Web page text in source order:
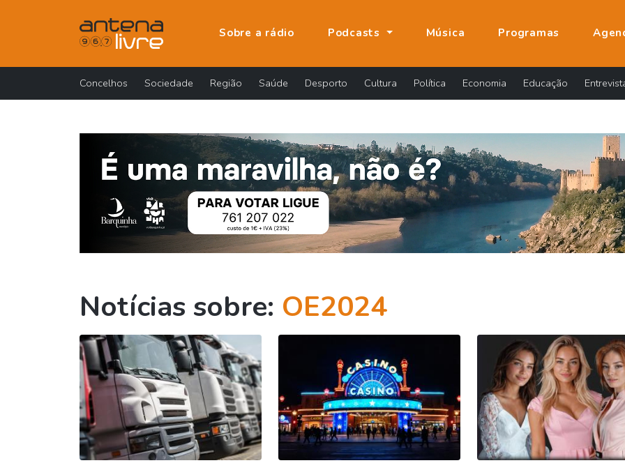
Sobre a rádio Podcasts Música Programas
Concelhos Sociedade Região Saúde Desporto Cultura Política Economia Educação
Notícias sobre: OE2024